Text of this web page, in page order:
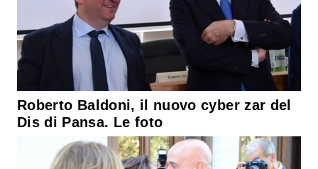
Roberto Baldoni, il nuovo cyber zar del
Dis di Pansa. Le foto